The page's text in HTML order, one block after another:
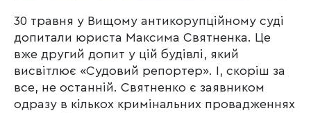
30 травня у Вищому антикорупційному суді
допитали юриста Максима Святненка. Це
вже другий допит у цій будівлі, який
висвітлює «Судовий репортер». І, скоріш за
все, не останній. Святненко є заявником
одразу в кількох кримінальних провадженнях